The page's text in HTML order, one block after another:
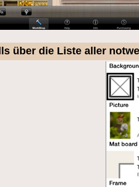
über die Liste aller